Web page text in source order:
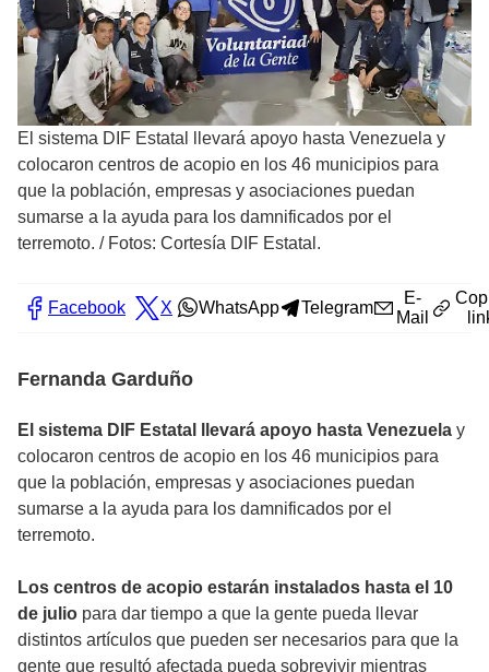
El sistema DIF Estatal llevará apoyo hasta Venezuela y
colocaron centros de acopio en los 46 municipios para
que la población, empresas y asociaciones puedan
sumarse a la ayuda para los damnificados por el
terremoto. / Fotos: Cortesía DIF Estatal.
Facebook X WhatsApp Telegram
E-
Mail
Fernanda Garduño
El sistema DIF Estatal llevará apoyo hasta Venezuela y
colocaron centros de acopio en los 46 municipios para
que la población, empresas y asociaciones puedan
sumarse a la ayuda para los damnificados por el
terremoto.
Los centros de acopio estarán instalados hasta el 10
de julio para dar tiempo a que la gente pueda llevar
distintos artículos que pueden ser necesarios para que la
gente que resultó afectada pueda sobrevivir mientras